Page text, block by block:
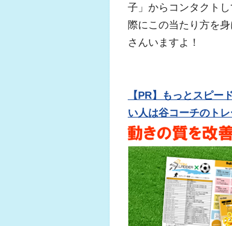
子」からコンタクト
際にこの当たり方を
さんいますよ！
【PR】もっとスピ
い人は谷コーチのト